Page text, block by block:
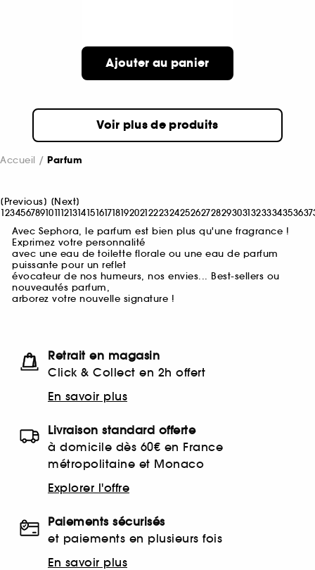
Ajouter au panier
Voir plus de produits
Accueil Parfum
[Previous] [Next]
12345678910111213141516171819202122232425262728293031323334353637
Avec Sephora, le parfum est bien plus qu'une fragrance !
Exprimez votre personnalité
avec une eau de toilette florale ou une eau de parfum
puissante pour un reflet
évocateur de nos humeurs, nos envies... Best-sellers ou
nouveautés parfum,
arborez votre nouvelle signature !
Retrait en magasin
Click & Collect en 2h offert
En savoir plus
Livraison standard offerte
à domicile dès 60€ en France
métropolitaine et Monaco
Explorer l'offre
Paiements sécurisés
et paiements en plusieurs fois
En savoir plus